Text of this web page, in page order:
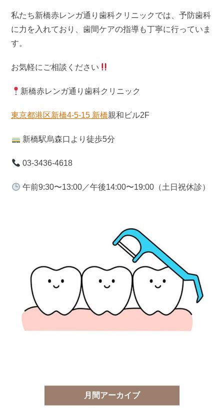
私たち新橋赤レンガ通り歯科クリニックでは、予防歯科
に力を入れており、歯間ケアの指導も丁寧に行っていま
す。
お気軽にご相談ください
新橋赤レンガ通り歯科クリニック
東京都港区新橋4-5-15 新橋親和ビル2F
新橋駅烏森口より徒歩5分
03-3436-4618
午前9:30〜13:00／午後14:00〜19:00（土日祝休診）
月間アーカイブ